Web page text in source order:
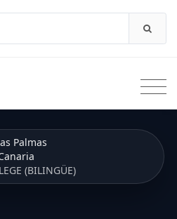
Palmas
(BILINGÜE)